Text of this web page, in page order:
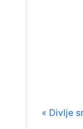
« Divlje